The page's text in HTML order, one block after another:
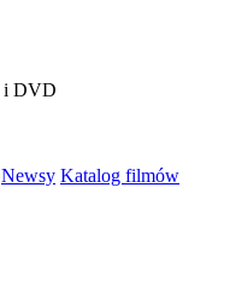
DVD
Newsy Katalog filmów